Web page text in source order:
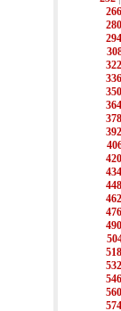
266
280
294
322
336
350
364
378
392
420
434
448
462
476
490
518
532
546
560
574